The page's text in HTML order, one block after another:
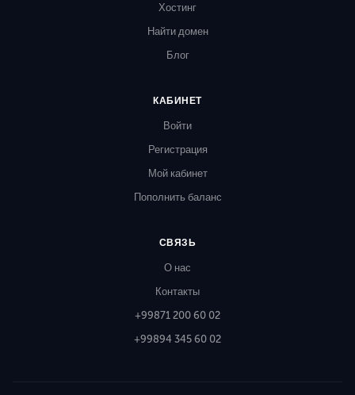
Хостинг
Найти домен
Блог
КАБИНЕТ
Войти
Регистрация
Мой кабинет
Пополнить баланс
СВЯЗЬ
О нас
Контакты
+99871 200 60 02
+99894 345 60 02